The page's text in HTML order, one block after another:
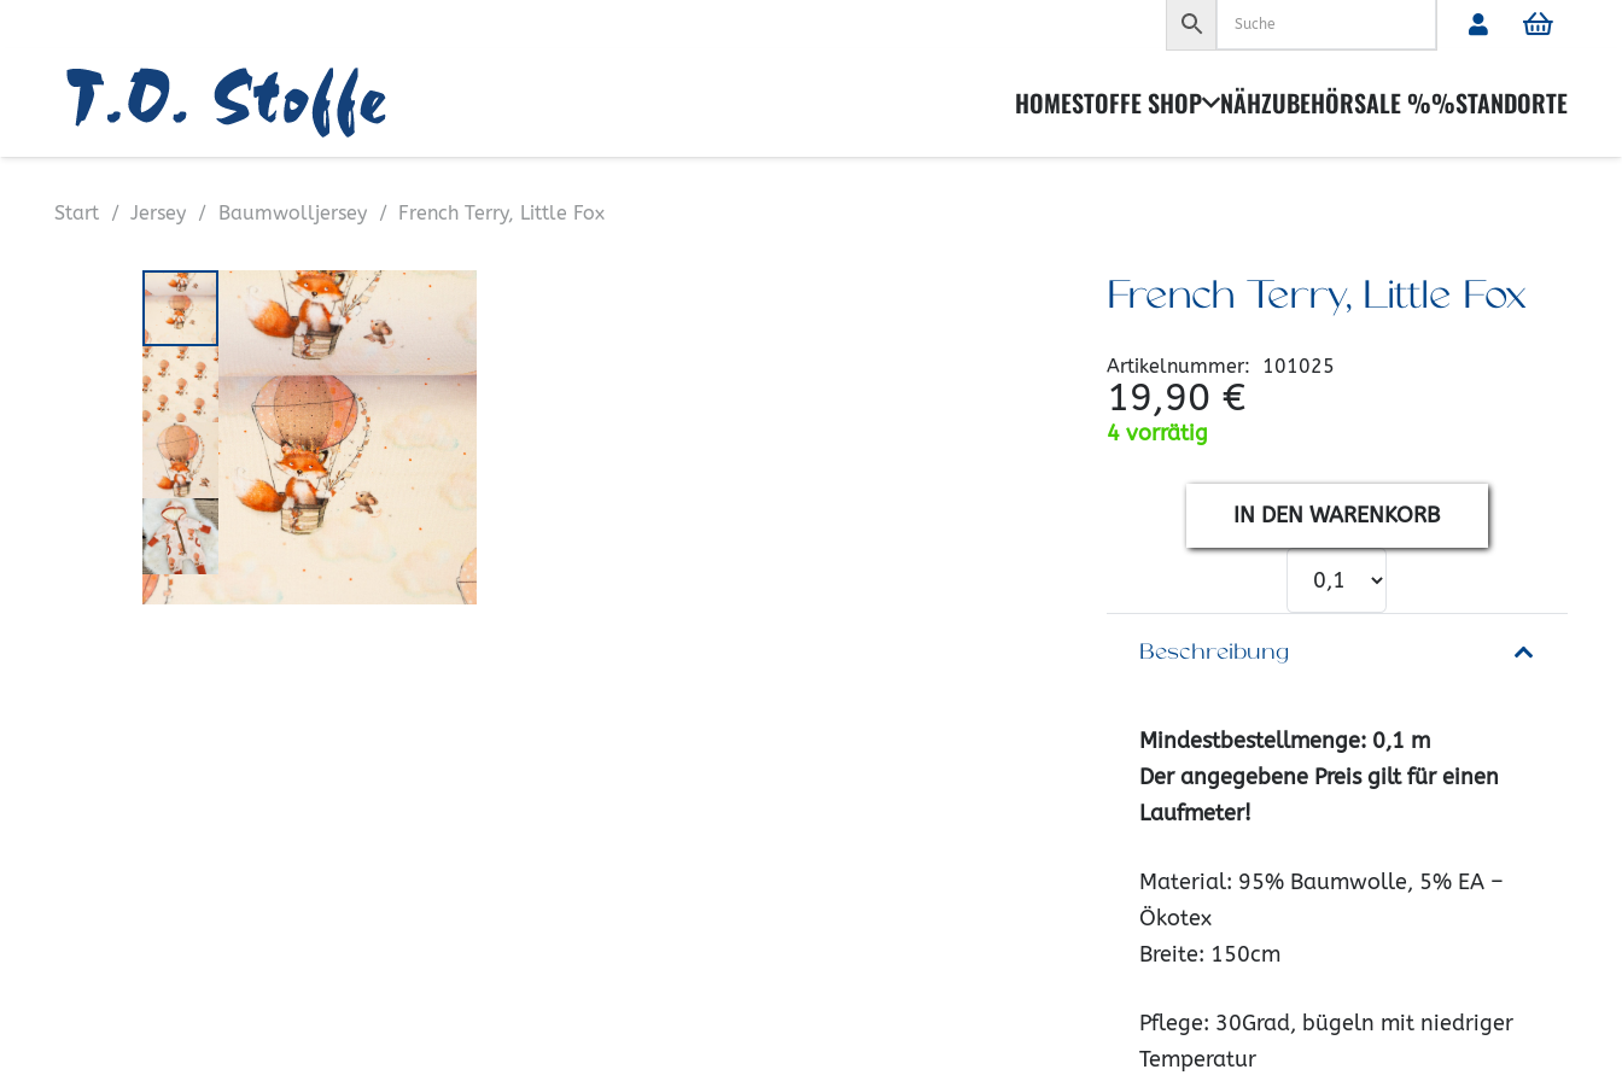
HOMESTOFFE SHOP NÄHZUBEHÖRSALE %%STANDORTE
Start / Jersey / Baumwolljersey / French Terry, Little Fox
French Terry, Little Fox
Artikelnummer: 101025
19,90 €
4 vorrätig
IN DEN WARENKORB
Beschreibung
Mindestbestellmenge: 0,1 m
Der angegebene Preis gilt für einen
Laufmeter!
Material: 95% Baumwolle, 5% EA –
Ökotex
Breite: 150cm
Pflege: 30Grad, bügeln mit niedriger
Temperatur